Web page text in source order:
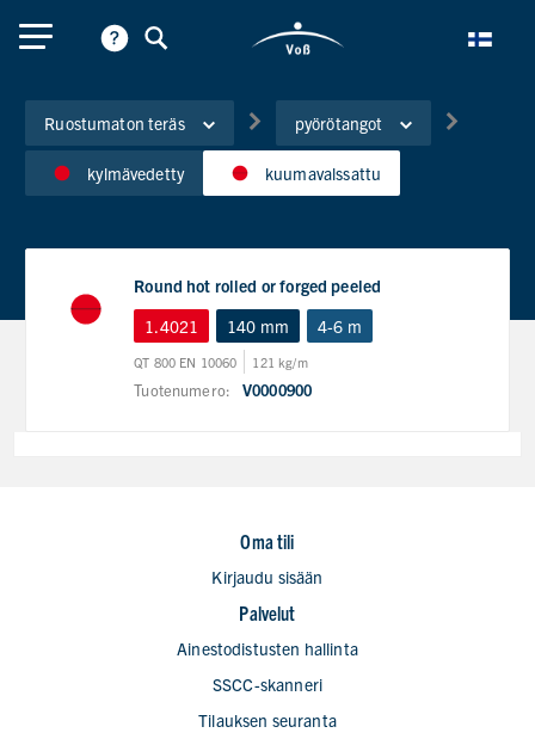
Ruostumaton teräs pyörötangot
kylmävedetty kuumavalssattu
Round hot rolled or forged peeled
1.4021
140 mm 4-6 m
QT 800 EN 10060 121 kg/m
Tuotenumero: V0000900
Oma tili
Kirjaudu sisään
Palvelut
Ainestodistusten hallinta
SSCC-skanneri
Tilauksen seuranta